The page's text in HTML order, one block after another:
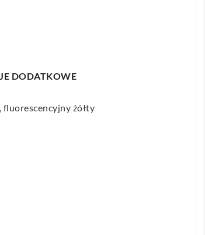
DODATKOWE
żółty